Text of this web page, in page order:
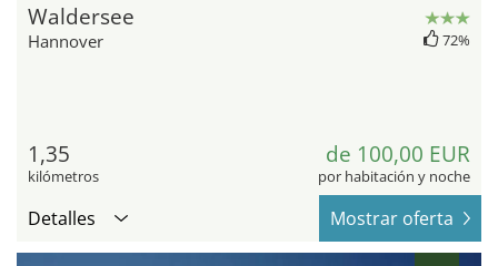
Waldersee
Hannover 72%
1,35
kilómetros
de 100,00 EUR
por habitación y noche
Detalles Mostrar oferta